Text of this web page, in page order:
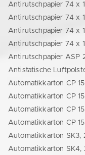
Antirutschpapier 74 x
Antirutschpapier 74 x
Antirutschpapier 74 x
Antirutschpapier 74 x
Antirutschpapier ASP
Antistatische
Automatikkarton CP
Automatikkarton CP